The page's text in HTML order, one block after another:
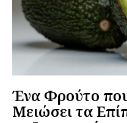
Ένα Φρούτο
Μειώσει τα